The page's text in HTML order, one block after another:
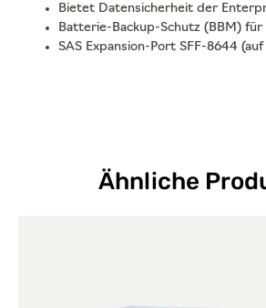
Bietet Datensicherheit der
Batterie-Backup-Schutz (BBM) für
SAS Expansion-Port SFF-8644
Ähnliche